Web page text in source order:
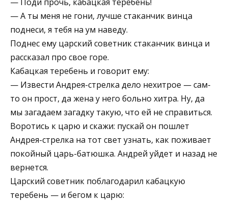
— А ты меня не гони, лучше стаканчик винца
поднеси, я тебя на ум наведу.
Поднес ему царский советник стаканчик винца и
рассказал про свое горе.
Кабацкая теребень и говорит ему:
— Извести Андрея-стрелка дело нехитрое — сам-
то он прост, да жена у него больно хитра. Ну, да
мы загадаем загадку такую, что ей не справиться.
Воротись к царю и скажи: пускай он пошлет
Андрея-стрелка на тот свет узнать, как поживает
покойный царь-батюшка. Андрей уйдет и назад не
вернется.
Царский советник поблагодарил кабацкую
теребень — и бегом к царю: